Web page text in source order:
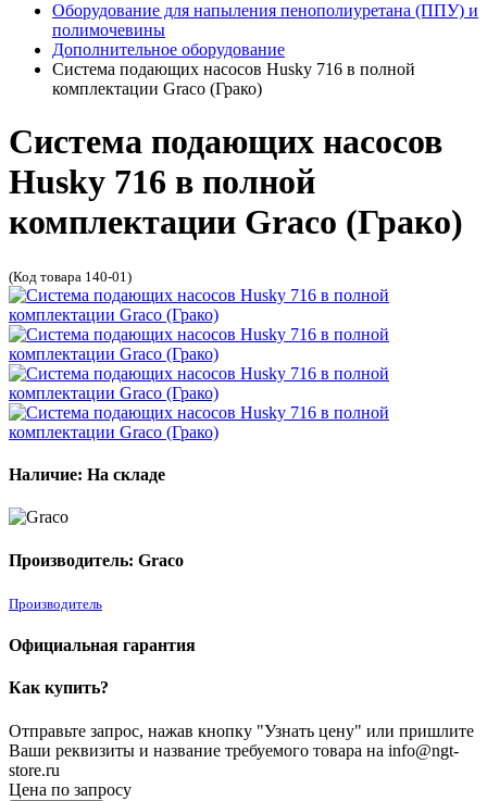
Оборудование для напыления пенополиуретана (ППУ) и
полимочевины
Дополнительное оборудование
Система подающих насосов Husky 716 в полной
комплектации Graco (Грако)
Система подающих насосов
Husky 716 в полной
комплектации Graco (Грако)
(Код товара 140-01)
Наличие: На складе
Производитель: Graco
Производитель
Официальная гарантия
Как купить?
Отправьте запрос, нажав кнопку "Узнать цену" или пришлите
Ваши реквизиты и название требуемого товара на info@ngt-
store.ru
Цена по запросу